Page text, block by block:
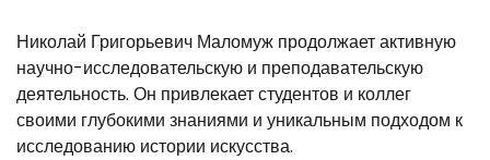
Николай Григорьевич Маломуж продолжает активную
научно-исследовательскую и преподавательскую
деятельность. Он привлекает студентов и коллег
своими глубокими знаниями и уникальным подходом к
исследованию истории искусства.